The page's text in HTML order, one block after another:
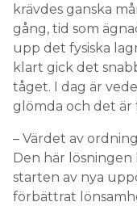
krävdes ganska
gång, tid som
upp det fysiska
klart gick det
tåget. I dag är
glömda och det är
– Värdet av
Den här
starten av nya
förbättrat